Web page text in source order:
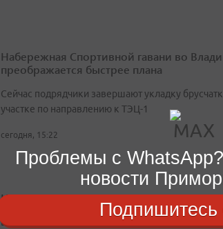
Набережная Спортивной гавани во
преображается быстрее плана
Сейчас подрядчики завершают укладку
участке по направлению к ТЭЦ-1
сегодня, 15:22
Непредвиденная ситуация на парковке:
В случае непредвиденных ситуаций на
Проблемы с
новости
Подпишитесь